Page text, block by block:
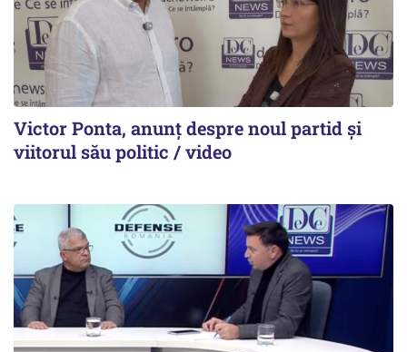
Victor Ponta, anunț despre noul partid și
viitorul său politic / video